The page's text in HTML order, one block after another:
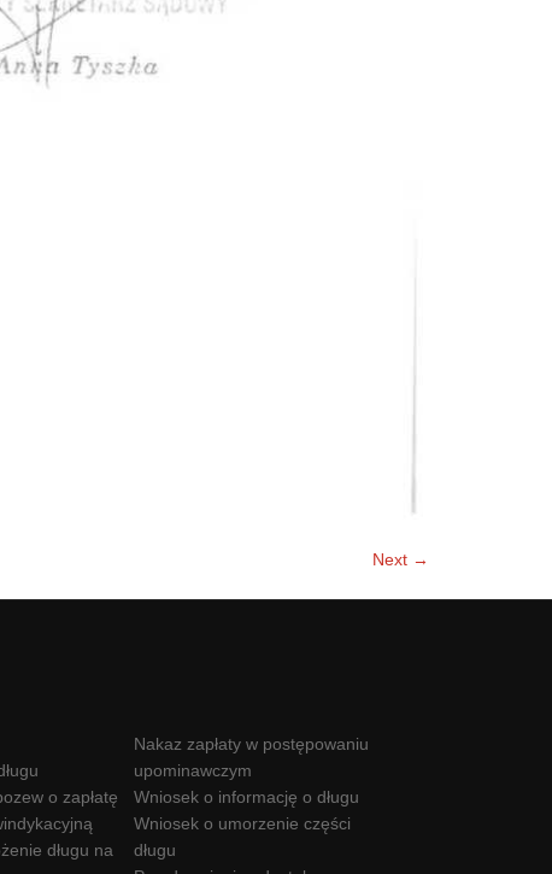
Next →
o zapłatę
długu na
Nakaz zapłaty w postępowaniu
upominawczym
Wniosek o informację o długu
Wniosek o umorzenie części
długu